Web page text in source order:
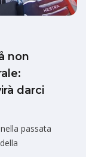
non
darci
passata